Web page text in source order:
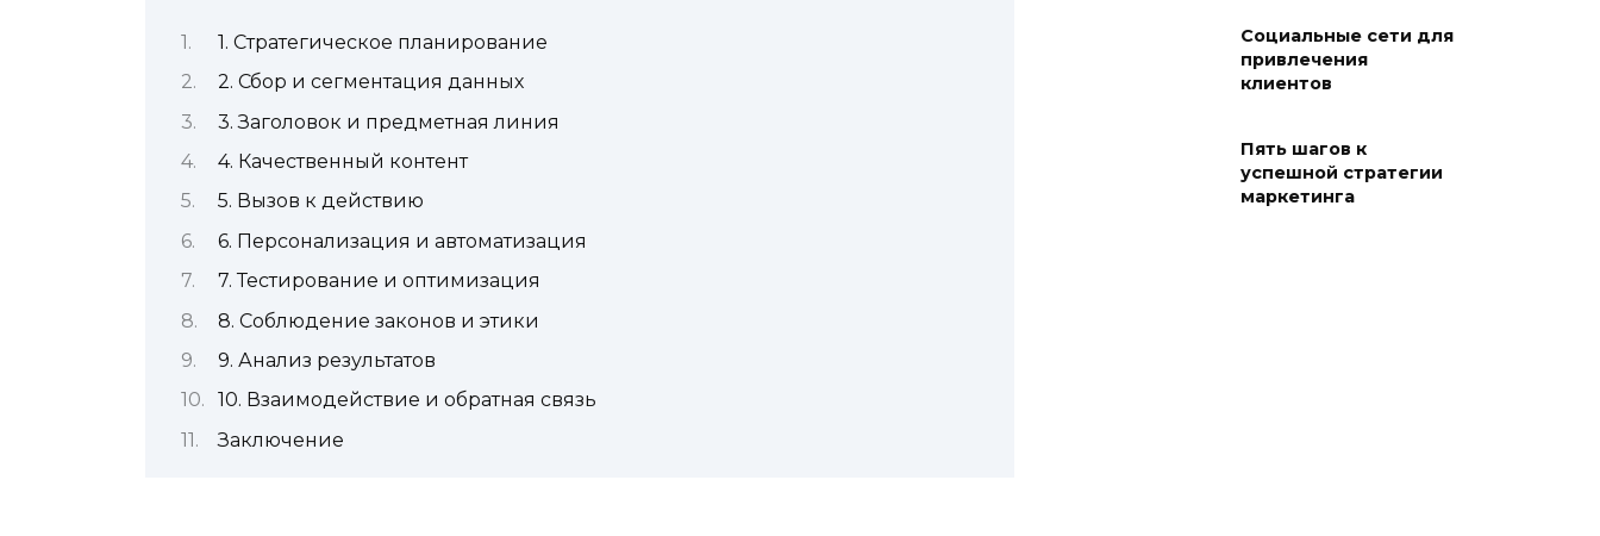
1. Стратегическое планирование
2. Сбор и сегментация данных
3. Заголовок и предметная линия
4. Качественный контент
5. Вызов к действию
6. Персонализация и автоматизация
7. Тестирование и оптимизация
8. Соблюдение законов и этики
9. Анализ результатов
10. Взаимодействие и обратная связь
Заключение
Социальные сети для
привлечения
клиентов
Пять шагов к
успешной стратегии
маркетинга